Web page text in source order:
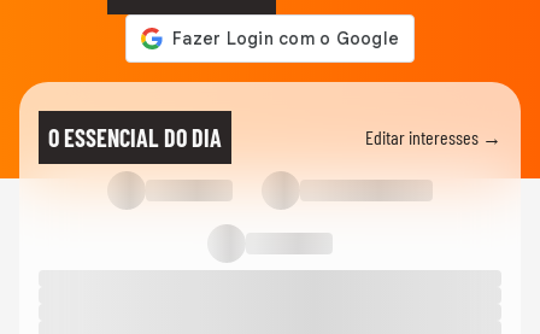
O ESSENCIAL DO DIA Editar interesses →